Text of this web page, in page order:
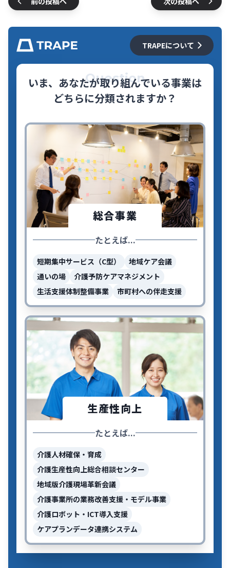
TRAPEについて
Question
いま、あなたが取り組んでいる事業は
どちらに分類されますか？
総合事業
たとえば...
短期集中サービス（C型）
地域ケア会議
通いの場
介護予防ケアマネジメント
生活支援体制整備事業
市町村への伴走支援
生産性向上
たとえば...
介護人材確保・育成
介護生産性向上総合相談センター
地域版介護現場革新会議
介護事業所の業務改善支援・モデル事業
介護ロボット・ICT導入支援
ケアプランデータ連携システム